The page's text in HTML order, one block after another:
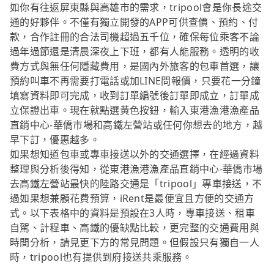
如你有往返屏東縣與高雄市的需求，tripool會是你長途交
通的好夥伴。不僅有獨立開發的APP可供查價、預約、付
款，合作註冊的合法司機超過五千位，確保每位乘客不論
過年過節還是清晨深夜上下班，都有人能服務。透明的收
費方式與無任何隱藏費用，是國內外旅客的包車首選，讓
預約叫車不再需要打電話或加LINE問報價，只要花一分鐘
填寫資料即可完成，收到訂單編號後訂單即成立，訂單成
立保證出車。現在就點選黃色按鈕，輸入東港漁港漁產品
直銷中心-華僑市場和高鐵左營站或任何你想去的地方，越
早下訂，優惠越多。
如果想知道包車或專車接送以外的交通選擇，在經過資料
整理與分析後得知，從東港漁港漁產品直銷中心-華僑市場
去高鐵左營站最快的陸路交通是「tripool」專車接送，不
過如果想兼顧花費預算，iRent是最便宜且方便的交通方
式。以下表格中的資料是預設在3人時，專車接送、租車
自駕、計程車、高鐵的優缺點比較，更完整的交通費用與
時間分析，請見更下方的常見問題。但假設只有獨自一人
時，tripool也有提供到府接送共乘服務。